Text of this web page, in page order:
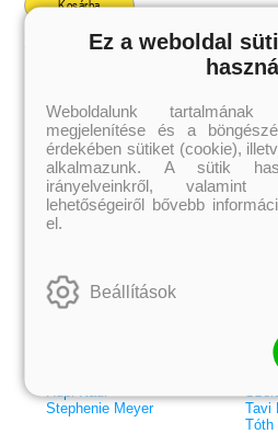
Kosárba
Külföldiek
Brigid Kemmerer
Cassandra Clare
Colleen Hoover
Elle Kennedy
Erin Watt
Holly Webb
Jenny Han
Leigh Bardugo
Maggie Stiefvater
Rupi Kaur
Stephenie Meyer
Tavi
Tóth
Ez a weboldal
Weboldalunk
megjelenítése és a
érdekében sütiket (cookie),
alkalmazunk. A sütik
irányelveinkről, valamint
lehetőségeiről bővebb
el.
Beállítások